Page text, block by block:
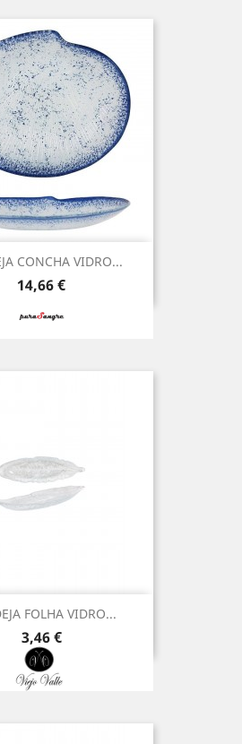
CONCHA VIDRO...
Preço
14,66 €
FOLHA VIDRO...
Preço
3,46 €